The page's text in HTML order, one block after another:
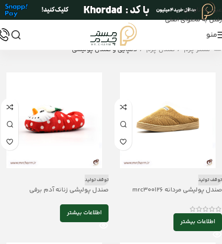
عبور به ناوبری
رفتن به محتوای اصلی
منو
مستر چرم / صندل چرم / دمپایی و صندل پولیشی
توقف تولید
صندل پولیشی مردانه mrc300126
اطلاعات بیشتر
توقف تولید
صندل پولیشی زنانه آدم برفی
اطلاعات بیشتر